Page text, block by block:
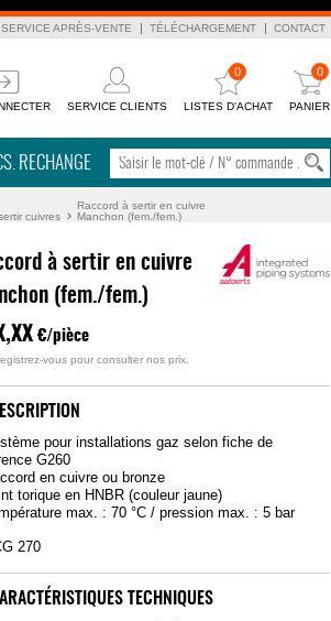
SERVICE APRÈS-VENTE TÉLÉCHARGEMENT CONTACT
SERVICE CLIENTS
0
LISTES D'ACHAT
0
PANIER
RECHANGE
cuivres
Raccord à sertir en cuivre
Manchon (fem./fem.)
à sertir en cuivre
(fem./fem.)
€/pièce
vous pour consulter nos prix.
pour installations gaz selon fiche de
G260
en cuivre ou bronze
torique en HNBR (couleur jaune)
max. : 70 °C / pression max. : 5 bar
270
TECHNIQUES